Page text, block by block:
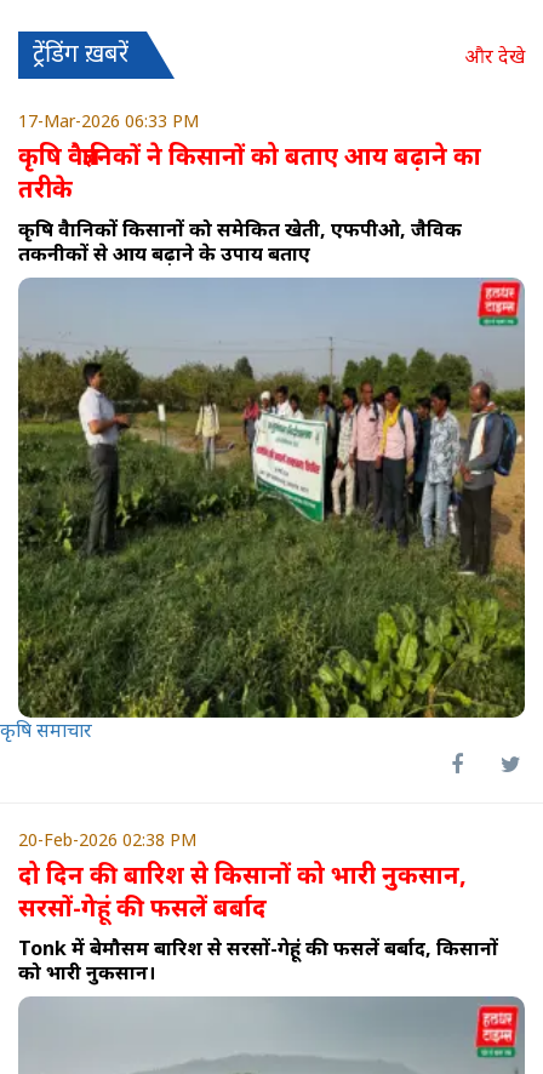
ट्रेंडिंग ख़बरें और देखे
17-Mar-2026 06:33 PM
कृषि वैज्ञानिकों ने किसानों को बताए आय बढ़ाने का
तरीके
कृषि वैज्ञानिकों किसानों को समेकित खेती, एफपीओ, जैविक
तकनीकों से आय बढ़ाने के उपाय बताए
कृषि समाचार
20-Feb-2026 02:38 PM
दो दिन की बारिश से किसानों को भारी नुकसान,
सरसों-गेहूं की फसलें बर्बाद
Tonk में बेमौसम बारिश से सरसों-गेहूं की फसलें बर्बाद, किसानों
को भारी नुकसान।